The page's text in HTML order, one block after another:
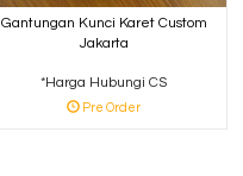
Gantungan Kunci Karet Custom
Jakarta
*Harga Hubungi CS
Pre Order